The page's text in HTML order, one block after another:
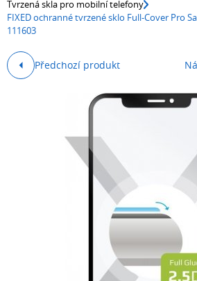
Tvrzená skla pro mobilní telefony
FIXED ochranné tvrzené sklo Full-Cover Pro
111603
Předchozí produkt